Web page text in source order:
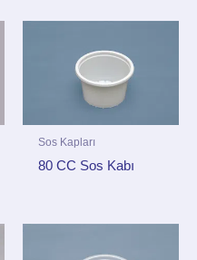
Sos Kapları
80 CC Sos Kabı